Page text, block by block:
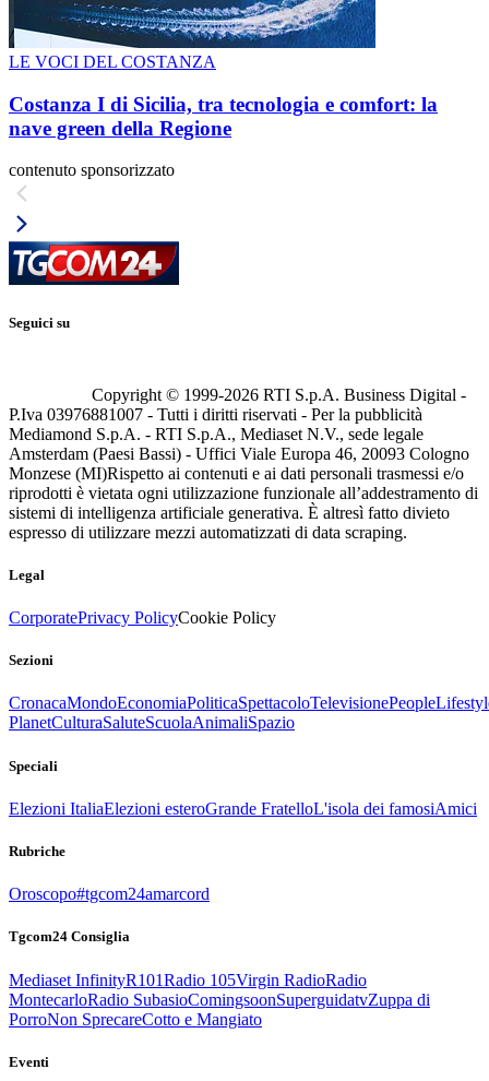
LE VOCI DEL COSTANZA
Costanza I di Sicilia, tra tecnologia e comfort: la
nave green della Regione
contenuto sponsorizzato
Seguici su
Copyright © 1999-2026 RTI S.p.A. Business Digital -
P.Iva 03976881007 - Tutti i diritti riservati - Per la pubblicità
Mediamond S.p.A. - RTI S.p.A., Mediaset N.V., sede legale
Amsterdam (Paesi Bassi) - Uffici Viale Europa 46, 20093 Cologno
Monzese (MI)Rispetto ai contenuti e ai dati personali trasmessi e/o
riprodotti è vietata ogni utilizzazione funzionale all’addestramento di
sistemi di intelligenza artificiale generativa. È altresì fatto divieto
espresso di utilizzare mezzi automatizzati di data scraping.
Legal
CorporatePrivacy PolicyCookie Policy
Sezioni
CronacaMondoEconomiaPoliticaSpettacoloTelevisionePeople
PlanetCulturaSaluteScuolaAnimaliSpazio
Speciali
Elezioni ItaliaElezioni esteroGrande FratelloL'isola dei famosiAmici
Rubriche
Oroscopo#tgcom24amarcord
Tgcom24 Consiglia
Mediaset InfinityR101Radio 105Virgin RadioRadio
MontecarloRadio SubasioComingsoonSuperguidatvZuppa di
PorroNon SprecareCotto e Mangiato
Eventi